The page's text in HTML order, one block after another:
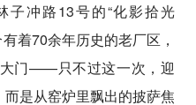
子冲路13号的“化影拾光
着70余年历史的老厂区，
门——只不过这一次，迎
是从窑炉里飘出的披萨焦